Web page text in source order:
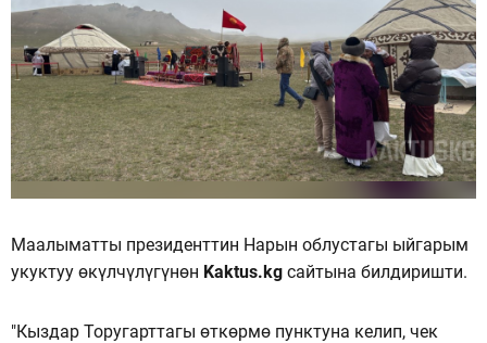
Маалыматты президенттин Нарын облустагы ыйгарым
укуктуу өкүлчүлүгүнөн Kaktus.kg сайтына билдиришти.
"Кыздар Торугарттагы өткөрмө пунктуна келип, чек